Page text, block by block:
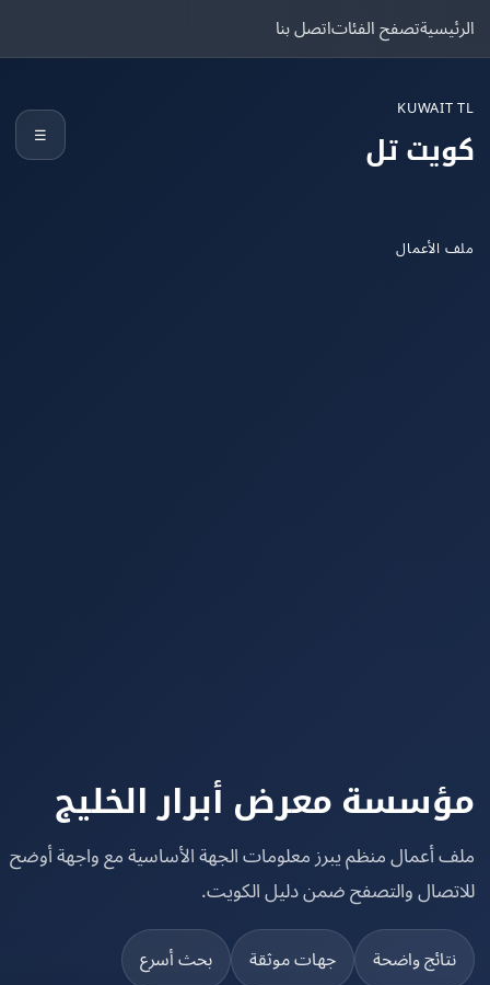
تصفح الفئاتاتصل بنا
تل
معرض أبرار الخليج
منظم يبرز معلومات الجهة الأساسية مع واجهة أوضح
والتصفح ضمن دليل الكويت.
واضحة جهات موثقة بحث أسرع